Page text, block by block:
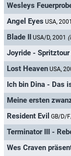
Wesleys
Angel Eyes USA, 2001
Blade II USA/D, 2001
Joyride - Spritztour
Lost Heaven USA,
Ich bin Dina - Das
Meine ersten
Resident Evil GB/D/
Terminator III -
Wes Craven